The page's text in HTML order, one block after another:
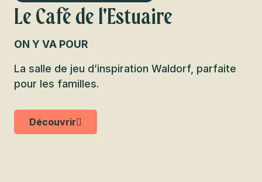
Le Café de l'Estuaire
ON Y VA POUR
La salle de jeu d’inspiration Waldorf, parfaite
pour les familles.
Découvrir